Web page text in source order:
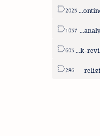
sub-continent
column-analysis
book-review